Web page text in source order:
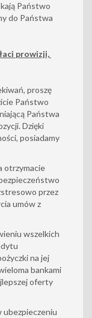
Państwo
do Państwa
prowizji,
proszę
Państwo
Państwa
Dzięki
posiadamy
otrzymacie
przez
umów z
wszelkich
na jej
bankami
oferty
ubezpieczeniu